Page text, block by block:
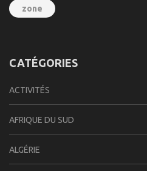
zone
CATÉGORIES
ACTIVITÉS
AFRIQUE DU SUD
ALGÉRIE